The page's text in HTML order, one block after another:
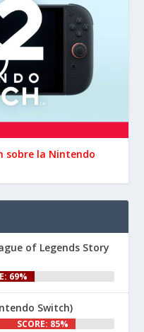
2,
a
la Nintendo eShop de sobre la Nintendo
of Legends Story
69%
Switch)
SCORE: 85%